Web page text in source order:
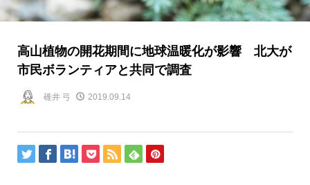
高山植物の開花期間に地球温暖化が影響 北大が
市民ボランティアと共同で調査
碓井 弓 2019.09.14